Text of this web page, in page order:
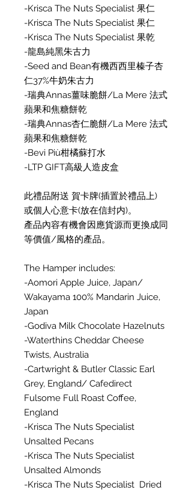
-Krisca The Nuts Specialist 果仁
-Krisca The Nuts Specialist 果仁
-Krisca The Nuts Specialist 果乾
-龍島純黑朱古力
-Seed and Bean有機西西里榛子杏
仁37%牛奶朱古力
-瑞典Annas薑味脆餅/La Mere 法式
蘋果和焦糖餅乾
-瑞典Annas杏仁脆餅/La Mere 法式
蘋果和焦糖餅乾
-Bevi Più柑橘蘇打水
-LTP GIFT高級人造皮盒
此禮品附送 賀卡牌(插置於禮品上)
或個人心意卡(放在信封内)。
產品內容有機會因應貨源而更換成同
等價值/風格的產品。
The Hamper includes:
-Aomori Apple Juice, Japan/
Wakayama 100% Mandarin Juice,
Japan
-Godiva Milk Chocolate Hazelnuts
-Waterthins Cheddar Cheese
Twists, Australia
-Cartwright & Butler Classic Earl
Grey, England/ Cafedirect
Fulsome Full Roast Coffee,
England
-Krisca The Nuts Specialist
Unsalted Pecans
-Krisca The Nuts Specialist
Unsalted Almonds
-Krisca The Nuts Specialist Dried